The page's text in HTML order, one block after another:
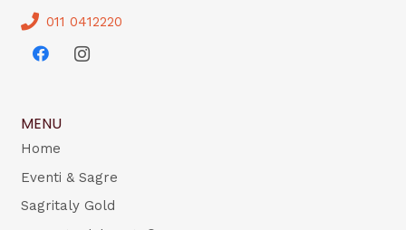
011 0412220
MENU
Home
Eventi & Sagre
Sagritaly Gold